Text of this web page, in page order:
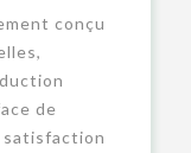
conçu
de
satisfaction